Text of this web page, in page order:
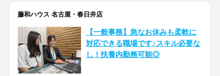
藤和ハウス 名古屋・春日井店
【一般事務】急なお休みも柔軟に
対応できる職場です♪スキル必要な
し！扶養内勤務可能◎